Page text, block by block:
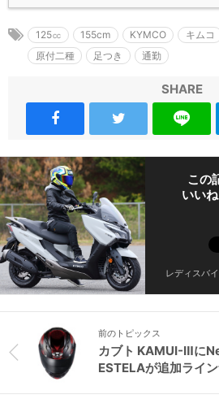
125㏄ 155cm KYMCO キムコ
原付二種
足つき 通勤
SHARE
この
いい
レディスバ
前のトピックス
カブト KAMUI-Ⅲに
ESTELAが追加ライン